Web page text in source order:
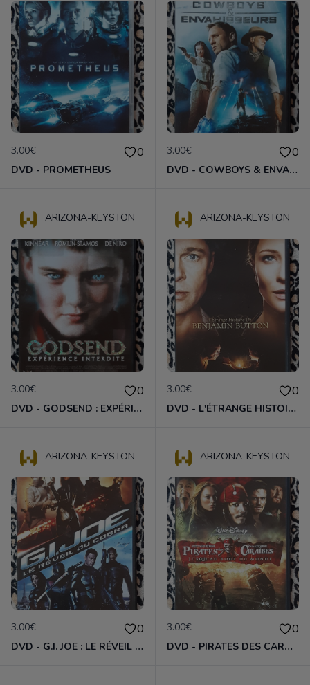
3.00€ 0
DVD - PROMETHEUS
3.00€ 0
DVD - COWBOYS & ENVAHISSEURS
ARIZONA-KEYSTON
3.00€ 0
DVD - GODSEND : EXPÉRIENCE INTERDITE
ARIZONA-KEYSTON
3.00€ 0
DVD - L'ÉTRANGE HISTOIRE DE BENJAMIN BUTTON
ARIZONA-KEYSTON
3.00€ 0
DVD - G.I. JOE : LE RÉVEIL DU COBRA
ARIZONA-KEYSTON
3.00€ 0
DVD - PIRATES DES CARAÏBES - JUSQU'AU BOUT DU MONDE